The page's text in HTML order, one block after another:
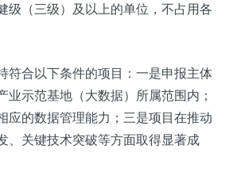
级（三级）及以上的单位，不占用各
符合以下条件的项目：一是申报主体
业示范基地（大数据）所属范围内；
应的数据管理能力；三是项目在推动
、关键技术突破等方面取得显著成